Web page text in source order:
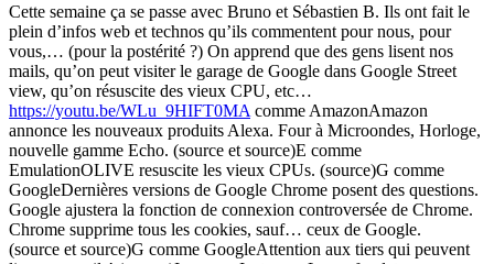
Cette semaine ça se passe avec Bruno et Sébastien B. Ils ont fait le
plein d’infos web et technos qu’ils commentent pour nous, pour
vous,… (pour la postérité ?) On apprend que des gens lisent nos
mails, qu’on peut visiter le garage de Google dans Google Street
view, qu’on résuscite des vieux CPU, etc…
https://youtu.be/WLu_9HIFT0MA comme AmazonAmazon
annonce les nouveaux produits Alexa. Four à Microondes, Horloge,
nouvelle gamme Echo. (source et source)E comme
EmulationOLIVE resuscite les vieux CPUs. (source)G comme
GoogleDernières versions de Google Chrome posent des questions.
Google ajustera la fonction de connexion controversée de Chrome.
Chrome supprime tous les cookies, sauf… ceux de Google.
(source et source)G comme GoogleAttention aux tiers qui peuvent